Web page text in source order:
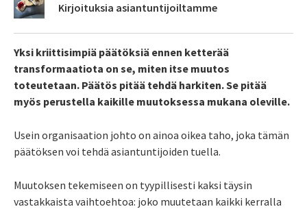
Kirjoituksia asiantuntijoiltamme
Yksi kriittisimpiä päätöksiä ennen ketterää
transformaatiota on se, miten itse muutos
toteutetaan. Päätös pitää tehdä harkiten. Se pitää
myös perustella kaikille muutoksessa mukana oleville.
Usein organisaation johto on ainoa oikea taho, joka tämän
päätöksen voi tehdä asiantuntijoiden tuella.
Muutoksen tekemiseen on tyypillisesti kaksi täysin
vastakkaista vaihtoehtoa: joko muutetaan kaikki kerralla